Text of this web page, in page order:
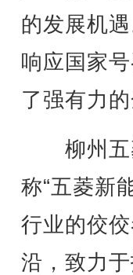
的发展机
响应国家
了强有力的
柳州五
称“五菱新
行业的佼
沿，致力